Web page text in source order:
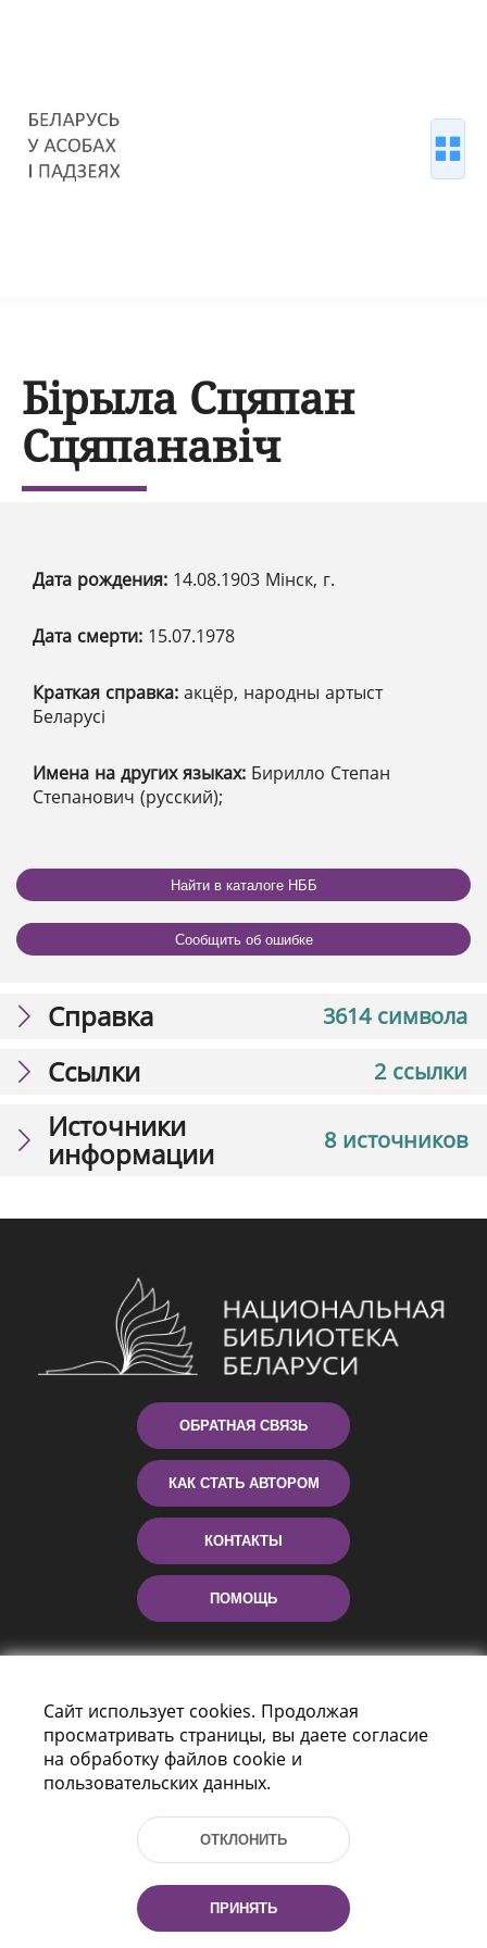
Бірыла Сцяпан
Сцяпанавіч
Дата рождения: 14.08.1903 Мінск, г.
Дата смерти: 15.07.1978
Краткая справка: акцёр, народны артыст
Беларусі
Имена на других языках: Бирилло Степан
Степанович (русский);
Найти в каталоге НББ
Сообщить об ошибке
3614 символа
Справка
2 ссылки
Ссылки
8 источников
Источники
информации
ОБРАТНАЯ СВЯЗЬ
КАК СТАТЬ АВТОРОМ
КОНТАКТЫ
ПОМОЩЬ
г. Минск, Республика Беларусь, 220114
Тел.: (+375 17) 368 37 37, Факс: (+375 17)
Эл. почта: inbox@nlb.by
Сайт использует cookies. Продолжая
просматривать страницы, вы даете согласие
на обработку файлов cookie и
пользовательских данных.
ОТКЛОНИТЬ
ПРИНЯТЬ